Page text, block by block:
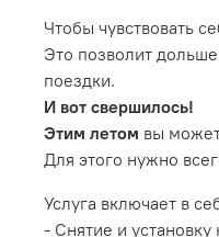
Чтобы чувствовать
Это позволит
поездки.
И вот свершилось!
Этим летом вы
Для этого нужно
Услуга включает в
- Снятие и